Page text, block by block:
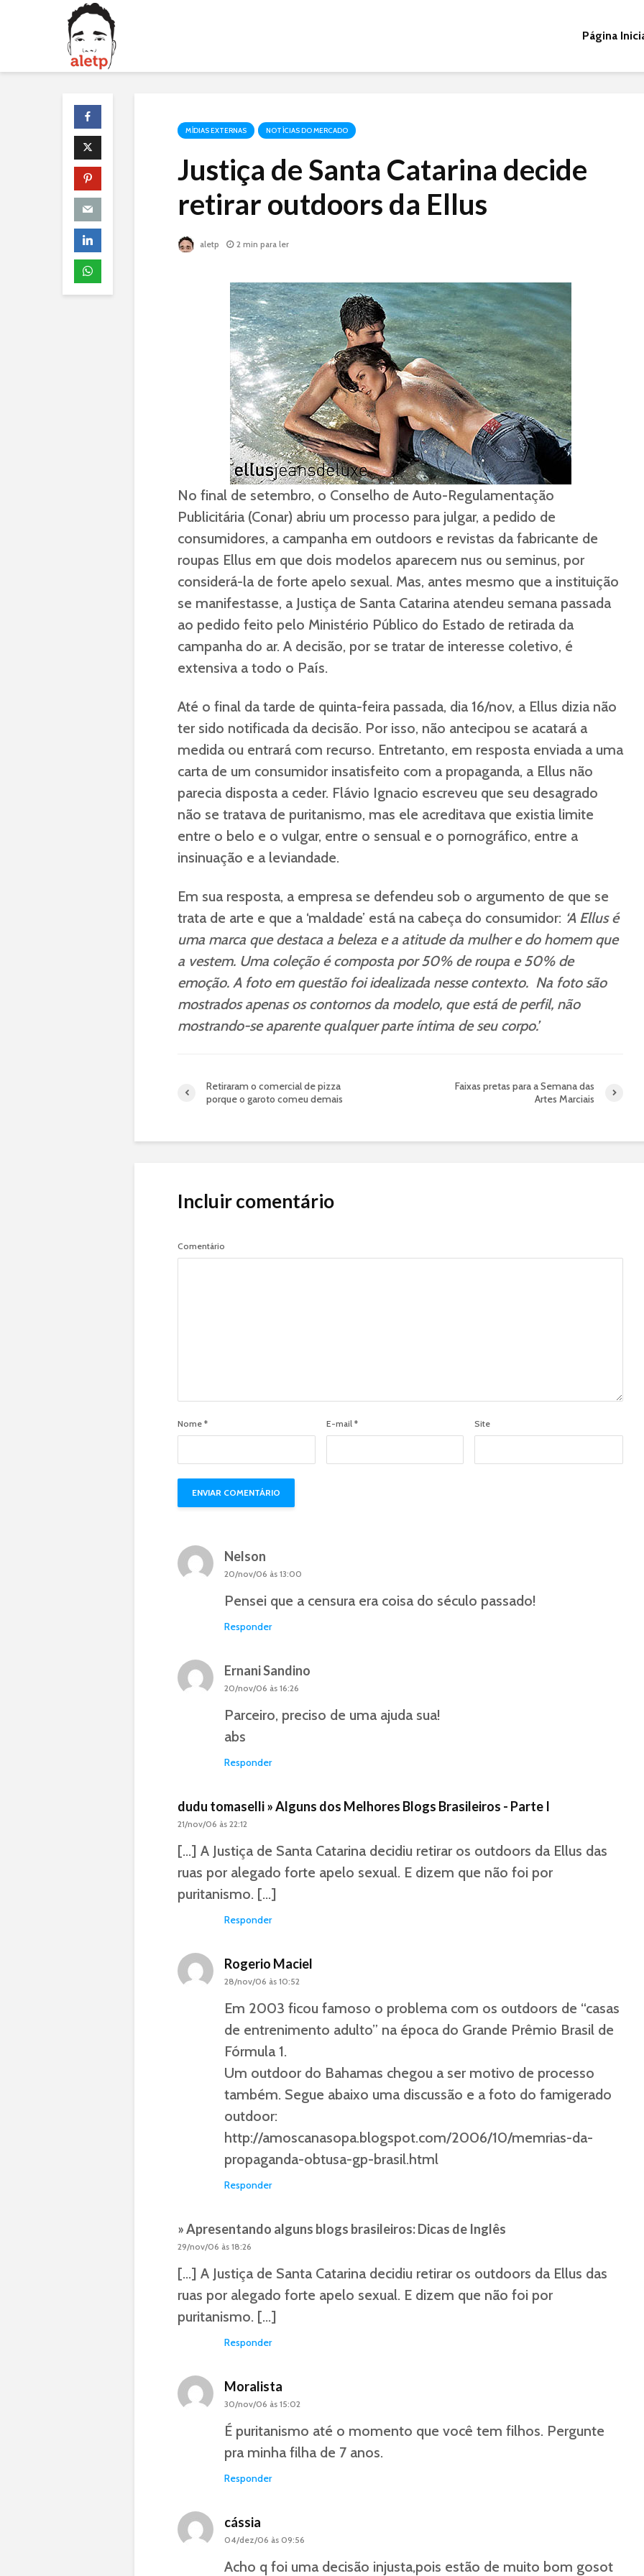
Página
MÍDIAS EXTERNAS NOTÍCIAS DO MERCADO
Justiça de Santa Catarina decide
retirar outdoors da Ellus
aletp 2 min para ler
No final de setembro, o Conselho de Auto-Regulamentação
Publicitária (Conar) abriu um processo para julgar, a pedido de
consumidores, a campanha em outdoors e revistas da fabricante de
roupas Ellus em que dois modelos aparecem nus ou seminus, por
considerá-la de forte apelo sexual. Mas, antes mesmo que a instituição
se manifestasse, a Justiça de Santa Catarina atendeu semana passada
ao pedido feito pelo Ministério Público do Estado de retirada da
campanha do ar. A decisão, por se tratar de interesse coletivo, é
extensiva a todo o País.
Até o final da tarde de quinta-feira passada, dia 16/nov, a Ellus dizia não
ter sido notificada da decisão. Por isso, não antecipou se acatará a
medida ou entrará com recurso. Entretanto, em resposta enviada a uma
carta de um consumidor insatisfeito com a propaganda, a Ellus não
parecia disposta a ceder. Flávio Ignacio escreveu que seu desagrado
não se tratava de puritanismo, mas ele acreditava que existia limite
entre o belo e o vulgar, entre o sensual e o pornográfico, entre a
insinuação e a leviandade.
Em sua resposta, a empresa se defendeu sob o argumento de que se
trata de arte e que a ‘maldade’ está na cabeça do consumidor: ‘A Ellus é
uma marca que destaca a beleza e a atitude da mulher e do homem que
a vestem. Uma coleção é composta por 50% de roupa e 50% de
emoção. A foto em questão foi idealizada nesse contexto. Na foto são
mostrados apenas os contornos da modelo, que está de perfil, não
mostrando-se aparente qualquer parte íntima de seu corpo.’
Retiraram o comercial de pizza
porque o garoto comeu demais
Faixas pretas para a Semana das
Artes Marciais
Incluir comentário
Comentário
Nome * E-mail * Site
Nelson
20/nov/06 às 13:00
Pensei que a censura era coisa do século passado!
Responder
Ernani Sandino
20/nov/06 às 16:26
Parceiro, preciso de uma ajuda sua!
abs
Responder
dudu tomaselli » Alguns dos Melhores Blogs Brasileiros - Parte I
21/nov/06 às 22:12
[…] A Justiça de Santa Catarina decidiu retirar os outdoors da Ellus das
ruas por alegado forte apelo sexual. E dizem que não foi por
puritanismo. […]
Responder
Rogerio Maciel
28/nov/06 às 10:52
Em 2003 ficou famoso o problema com os outdoors de “casas
de entrenimento adulto” na época do Grande Prêmio Brasil de
Fórmula 1.
Um outdoor do Bahamas chegou a ser motivo de processo
também. Segue abaixo uma discussão e a foto do famigerado
outdoor:
http://amoscanasopa.blogspot.com/2006/10/memrias-da-
propaganda-obtusa-gp-brasil.html
Responder
» Apresentando alguns blogs brasileiros: Dicas de Inglês
29/nov/06 às 18:26
[…] A Justiça de Santa Catarina decidiu retirar os outdoors da Ellus das
ruas por alegado forte apelo sexual. E dizem que não foi por
puritanismo. […]
Responder
Moralista
30/nov/06 às 15:02
É puritanismo até o momento que você tem filhos. Pergunte
pra minha filha de 7 anos.
Responder
cássia
04/dez/06 às 09:56
Acho q foi uma decisão injusta,pois estão de muito bom gosot